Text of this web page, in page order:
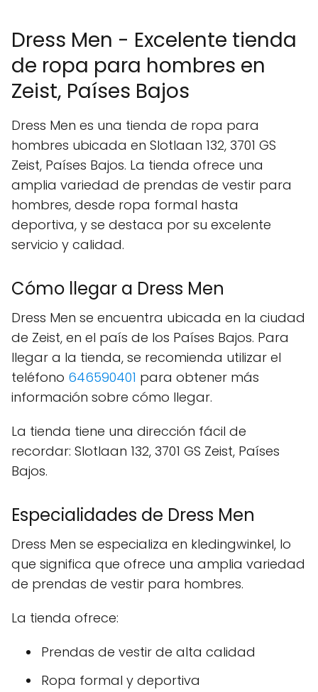
Dress Men - Excelente tienda
de ropa para hombres en
Zeist, Países Bajos
Dress Men es una tienda de ropa para
hombres ubicada en Slotlaan 132, 3701 GS
Zeist, Países Bajos. La tienda ofrece una
amplia variedad de prendas de vestir para
hombres, desde ropa formal hasta
deportiva, y se destaca por su excelente
servicio y calidad.
Cómo llegar a Dress Men
Dress Men se encuentra ubicada en la ciudad
de Zeist, en el país de los Países Bajos. Para
llegar a la tienda, se recomienda utilizar el
teléfono 646590401 para obtener más
información sobre cómo llegar.
La tienda tiene una dirección fácil de
recordar: Slotlaan 132, 3701 GS Zeist, Países
Bajos.
Especialidades de Dress Men
Dress Men se especializa en kledingwinkel, lo
que significa que ofrece una amplia variedad
de prendas de vestir para hombres.
La tienda ofrece:
Prendas de vestir de alta calidad
Ropa formal y deportiva